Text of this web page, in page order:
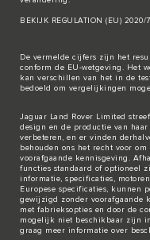
BEKIJK REGULATION (EU) 2020/
De vermelde cijfers zijn het
conform de EU-wetgeving. Het
kan verschillen van het in de
bedoeld om vergelijkingen
Jaguar Land Rover Limited
design en de productie van haar
verbeteren, en er vinden
behouden ons het recht voor
voorafgaande kennisgeving.
functies standaard of optioneel
informatie, specificaties,
Europese specificaties, kunnen
gewijzigd zonder voorafgaande
met fabrieksopties en door de
mogelijk niet beschikbaar zijn
graag meer informatie over